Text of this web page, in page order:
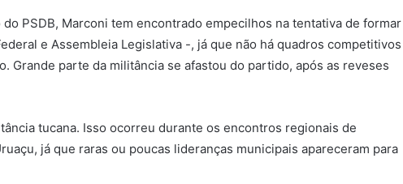
PSDB, Marconi tem encontrado empecilhos na tentativa de formar
e Assembleia Legislativa -, já que não há quadros competitivos
Grande parte da militância se afastou do partido, após as reveses
tucana. Isso ocorreu durante os encontros regionais de
já que raras ou poucas lideranças municipais apareceram para